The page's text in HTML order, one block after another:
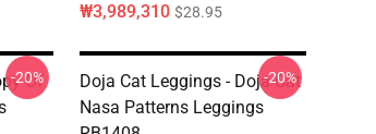
₩3,989,310 $28.95
Of
-20%
Doja Cat Leggings - Doja Cat
Nasa Patterns Leggings
-20%